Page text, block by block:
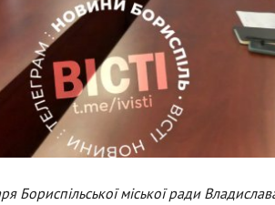
Бориспільської міської ради